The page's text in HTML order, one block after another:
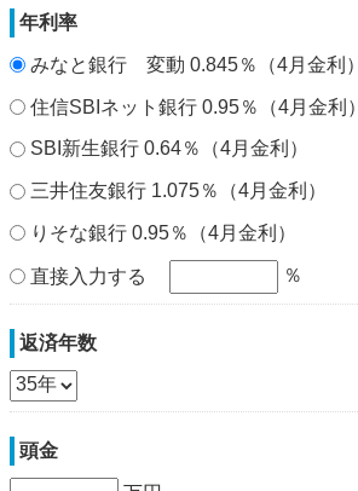
年利率
みなと銀行 変動 0.845％（4月金利）
住信SBIネット銀行 0.95％（4月金利）
SBI新生銀行 0.64％（4月金利）
三井住友銀行 1.075％（4月金利）
りそな銀行 0.95％（4月金利）
直接入力する ％
返済年数
頭金